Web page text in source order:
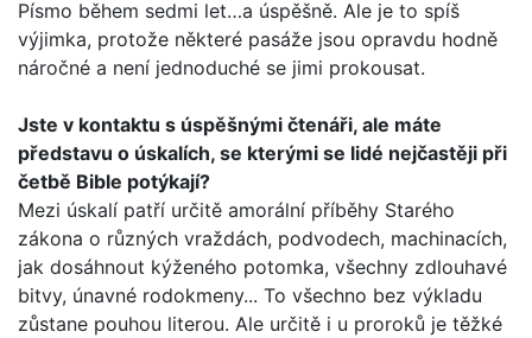
Písmo během sedmi let…a úspěšně. Ale je to spíš
výjimka, protože některé pasáže jsou opravdu hodně
náročné a není jednoduché se jimi prokousat.
Jste v kontaktu s úspěšnými čtenáři, ale máte
představu o úskalích, se kterými se lidé nejčastěji při
četbě Bible potý­kají?
Mezi úskalí patří určitě amorální příběhy Starého
zákona o různých vraždách, podvodech, machinacích,
jak dosáhnout kýženého potomka, všechny zdlouhavé
bitvy, únavné rodo­kmeny... To všechno bez výkladu
zůstane pouhou literou. Ale určitě i u proroků je těžké